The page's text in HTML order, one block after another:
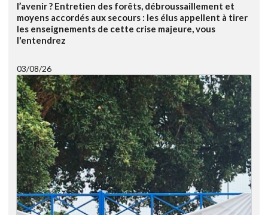
l’avenir ? Entretien des forêts, débroussaillement et
moyens accordés aux secours : les élus appellent à tirer
les enseignements de cette crise majeure, vous
l'entendrez
03/08/26